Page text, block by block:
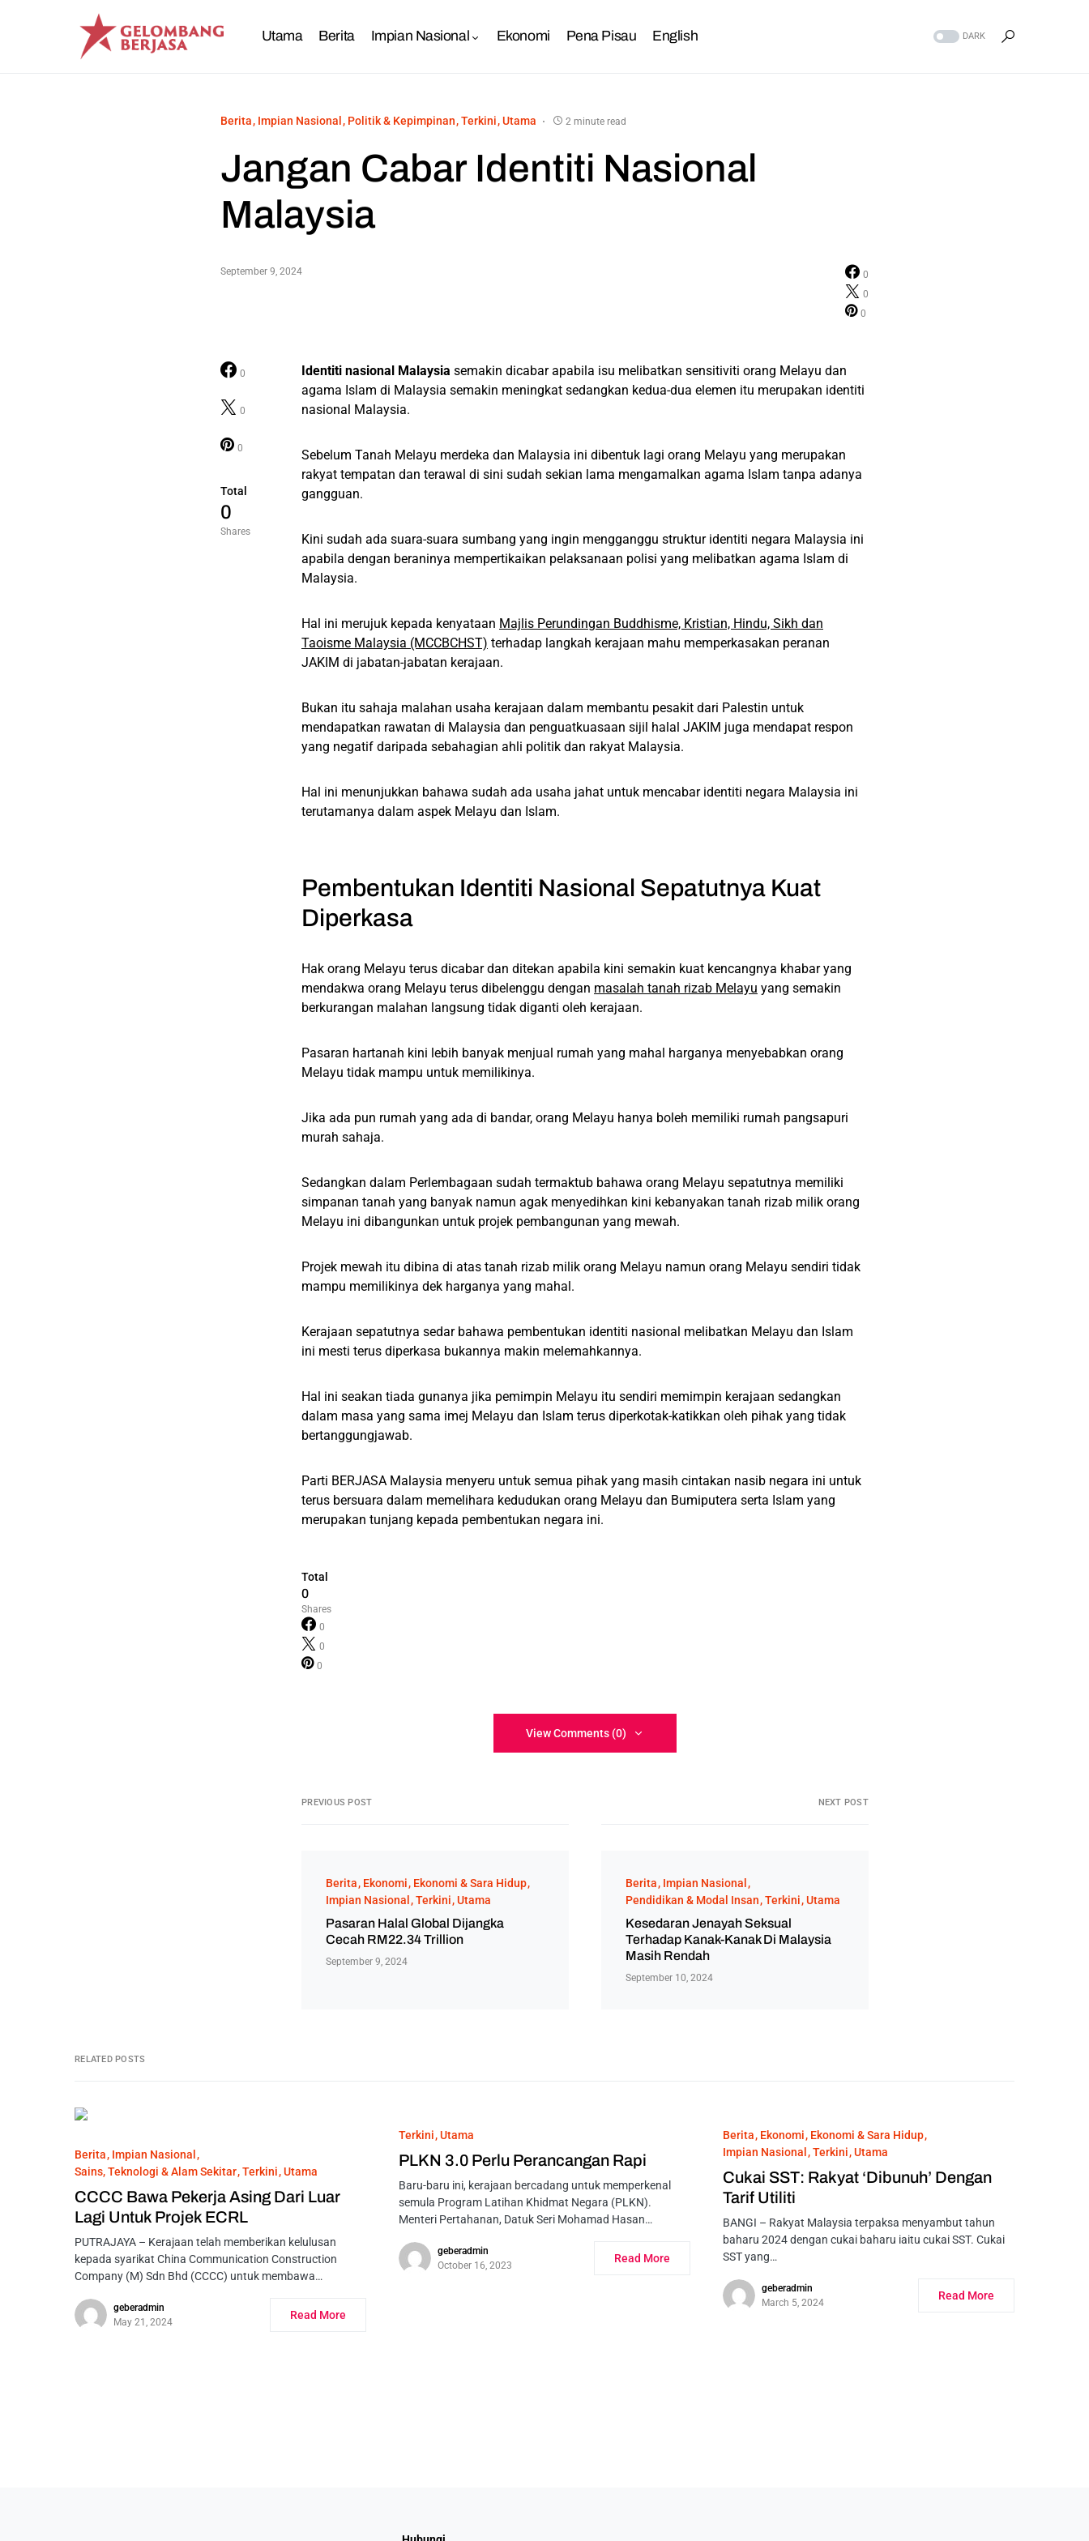
Utama Berita Impian Nasional Ekonomi Pena Pisau English DARK
Berita Impian Nasional Politik & Kepimpinan Terkini Utama 2 minute read
Jangan Cabar Identiti Nasional
Malaysia
September 9, 2024
0
0
0
Total
0
Shares
0
0
0
Identiti nasional Malaysia semakin dicabar apabila isu melibatkan sensitiviti orang Melayu dan
agama Islam di Malaysia semakin meningkat sedangkan kedua-dua elemen itu merupakan identiti
nasional Malaysia.
Sebelum Tanah Melayu merdeka dan Malaysia ini dibentuk lagi orang Melayu yang merupakan
rakyat tempatan dan terawal di sini sudah sekian lama mengamalkan agama Islam tanpa adanya
gangguan.
Kini sudah ada suara-suara sumbang yang ingin mengganggu struktur identiti negara Malaysia ini
apabila dengan beraninya mempertikaikan pelaksanaan polisi yang melibatkan agama Islam di
Malaysia.
Hal ini merujuk kepada kenyataan Majlis Perundingan Buddhisme, Kristian, Hindu, Sikh dan
Taoisme Malaysia (MCCBCHST) terhadap langkah kerajaan mahu memperkasakan peranan
JAKIM di jabatan-jabatan kerajaan.
Bukan itu sahaja malahan usaha kerajaan dalam membantu pesakit dari Palestin untuk
mendapatkan rawatan di Malaysia dan penguatkuasaan sijil halal JAKIM juga mendapat respon
yang negatif daripada sebahagian ahli politik dan rakyat Malaysia.
Hal ini menunjukkan bahawa sudah ada usaha jahat untuk mencabar identiti negara Malaysia ini
terutamanya dalam aspek Melayu dan Islam.
Pembentukan Identiti Nasional Sepatutnya Kuat
Diperkasa
Hak orang Melayu terus dicabar dan ditekan apabila kini semakin kuat kencangnya khabar yang
mendakwa orang Melayu terus dibelenggu dengan masalah tanah rizab Melayu yang semakin
berkurangan malahan langsung tidak diganti oleh kerajaan.
Pasaran hartanah kini lebih banyak menjual rumah yang mahal harganya menyebabkan orang
Melayu tidak mampu untuk memilikinya.
Jika ada pun rumah yang ada di bandar, orang Melayu hanya boleh memiliki rumah pangsapuri
murah sahaja.
Sedangkan dalam Perlembagaan sudah termaktub bahawa orang Melayu sepatutnya memiliki
simpanan tanah yang banyak namun agak menyedihkan kini kebanyakan tanah rizab milik orang
Melayu ini dibangunkan untuk projek pembangunan yang mewah.
Projek mewah itu dibina di atas tanah rizab milik orang Melayu namun orang Melayu sendiri tidak
mampu memilikinya dek harganya yang mahal.
Kerajaan sepatutnya sedar bahawa pembentukan identiti nasional melibatkan Melayu dan Islam
ini mesti terus diperkasa bukannya makin melemahkannya.
Hal ini seakan tiada gunanya jika pemimpin Melayu itu sendiri memimpin kerajaan sedangkan
dalam masa yang sama imej Melayu dan Islam terus diperkotak-katikkan oleh pihak yang tidak
bertanggungjawab.
Parti BERJASA Malaysia menyeru untuk semua pihak yang masih cintakan nasib negara ini untuk
terus bersuara dalam memelihara kedudukan orang Melayu dan Bumiputera serta Islam yang
merupakan tunjang kepada pembentukan negara ini.
Total
0
Shares
0
0
0
View Comments (0)
PREVIOUS POST
Berita Ekonomi Ekonomi & Sara Hidup
Impian Nasional
Terkini Utama
Pasaran Halal Global Dijangka
Cecah RM22.34 Trillion
September 9, 2024
NEXT POST
Berita Impian Nasional
Pendidikan & Modal Insan Terkini Utama
Kesedaran Jenayah Seksual
Terhadap Kanak-Kanak Di Malaysia
Masih Rendah
September 10, 2024
RELATED POSTS
Berita Impian Nasional
Sains, Teknologi & Alam Sekitar Terkini Utama
CCCC Bawa Pekerja Asing Dari Luar
Lagi Untuk Projek ECRL
PUTRAJAYA – Kerajaan telah memberikan kelulusan
kepada syarikat China Communication Construction
Company (M) Sdn Bhd (CCCC) untuk membawa…
geberadmin
May 21, 2024
Read More
Terkini Utama
PLKN 3.0 Perlu Perancangan Rapi
Baru-baru ini, kerajaan bercadang untuk memperkenal
semula Program Latihan Khidmat Negara (PLKN).
Menteri Pertahanan, Datuk Seri Mohamad Hasan…
geberadmin
October 16, 2023
Read More
Berita Ekonomi Ekonomi & Sara Hidup
Impian Nasional
Terkini Utama
Cukai SST: Rakyat ‘Dibunuh’ Dengan
Tarif Utiliti
BANGI – Rakyat Malaysia terpaksa menyambut tahun
baharu 2024 dengan cukai baharu iaitu cukai SST. Cukai
SST yang…
geberadmin
March 5, 2024
Read More